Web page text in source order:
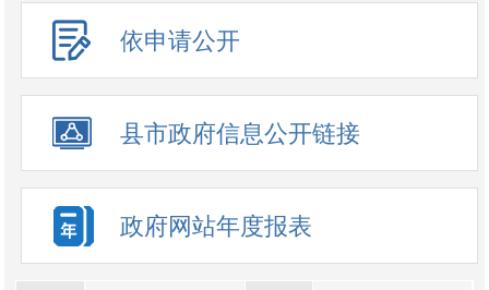
依申请公开
县市政府信息公开链接
政府网站年度报表